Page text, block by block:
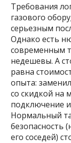
Требования
газового
серьезным
Однако есть
современным
недешевы. А
равна
опыта:
со скидкой на
подключение
Нормальный
безопасность
его соседей)